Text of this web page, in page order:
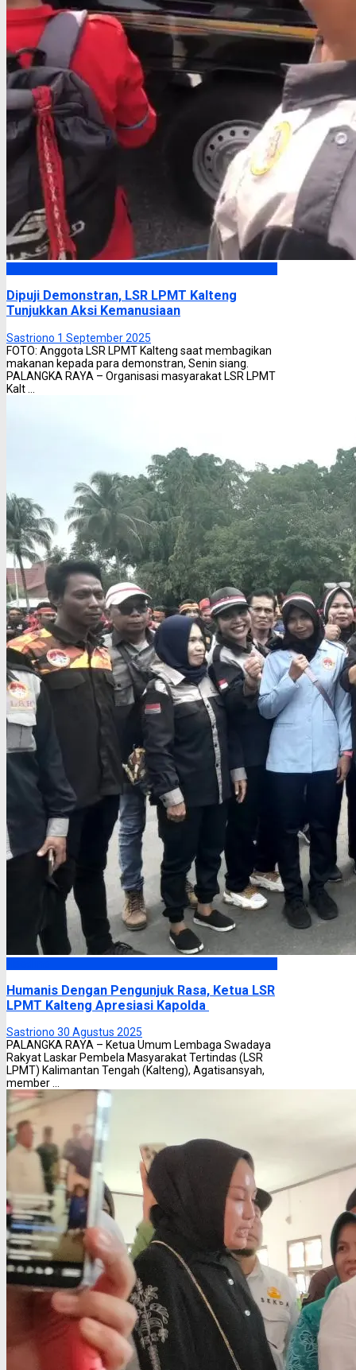
Dipuji Demonstran, LSR LPMT Kalteng
Tunjukkan Aksi Kemanusiaan
Sastriono 1 September 2025
FOTO: Anggota LSR LPMT Kalteng saat membagikan
makanan kepada para demonstran, Senin siang.
PALANGKA RAYA – Organisasi masyarakat LSR LPMT
Kalt ...
Humanis Dengan Pengunjuk Rasa, Ketua LSR
LPMT Kalteng Apresiasi Kapolda
Sastriono 30 Agustus 2025
PALANGKA RAYA – Ketua Umum Lembaga Swadaya
Rakyat Laskar Pembela Masyarakat Tertindas (LSR
LPMT) Kalimantan Tengah (Kalteng), Agatisansyah,
member ...